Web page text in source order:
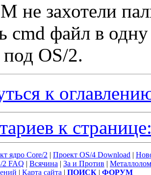
не захотели
cmd файл в
под OS/2.
к
к
ядро Core/2 | Проект OS/4 Download |
2 FAQ | Всячина | За и Против | Металлолом
| Карта сайта | ПОИСК | ФОРУМ